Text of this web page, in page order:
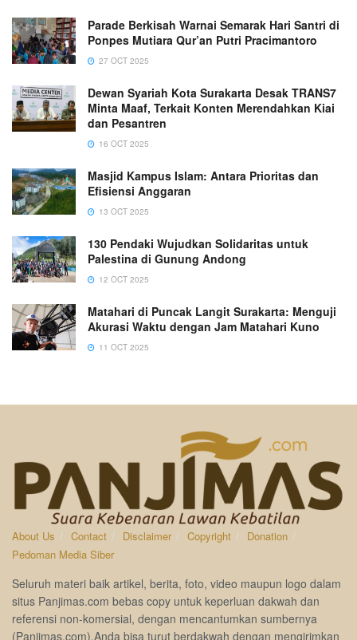
Parade Berkisah Warnai Semarak Hari Santri di
Ponpes Mutiara Qur’an Putri Pracimantoro
27 OCT 2025
Dewan Syariah Kota Surakarta Desak TRANS7
Minta Maaf, Terkait Konten Merendahkan Kiai
dan Pesantren
16 OCT 2025
Masjid Kampus Islam: Antara Prioritas dan
Efisiensi Anggaran
13 OCT 2025
130 Pendaki Wujudkan Solidaritas untuk
Palestina di Gunung Andong
12 OCT 2025
Matahari di Puncak Langit Surakarta: Menguji
Akurasi Waktu dengan Jam Matahari Kuno
11 OCT 2025
About Us Contact Disclaimer Copyright
Donation
Pedoman Media Siber
Seluruh materi baik artikel, berita, foto, video maupun logo dalam
situs Panjimas.com bebas copy untuk keperluan dakwah dan
referensi non-komersial, dengan mencantumkan sumbernya
(Panjimas.com).Anda bisa turut berdakwah dengan mengirimkan